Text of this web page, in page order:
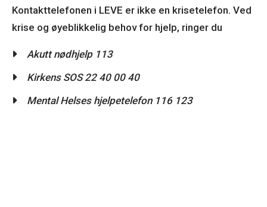
Kontakttelefonen i LEVE er ikke en krisetelefon. Ved
krise og øyeblikkelig behov for hjelp, ringer du
Akutt nødhjelp 113
Kirkens SOS 22 40 00 40
Mental Helses hjelpetelefon 116 123